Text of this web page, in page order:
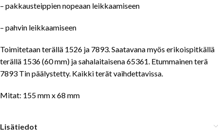
– pakkausteippien nopeaan leikkaamiseen
– pahvin leikkaamiseen
Toimitetaan terällä 1526 ja 7893. Saatavana myös erikoispitkällä
terällä 1536 (60 mm) ja sahalaitaisena 65361. Etummainen terä
7893 Tin päälystetty. Kaikki terät vaihdettavissa.
Mitat: 155 mm x 68 mm
Lisätiedot